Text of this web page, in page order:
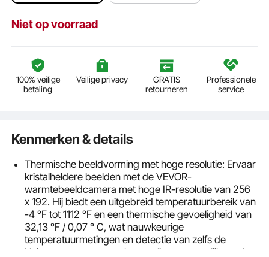
Niet op voorraad
100% veilige
betaling
Veilige privacy
GRATIS
retourneren
Professionele
service
Kenmerken & details
Thermische beeldvorming met hoge resolutie: Ervaar
kristalheldere beelden met de VEVOR-
warmtebeeldcamera met hoge IR-resolutie van 256
x 192. Hij biedt een uitgebreid temperatuurbereik van
-4 °F tot 1112 °F en een thermische gevoeligheid van
32,13 °F / 0,07 ° C, wat nauwkeurige
temperatuurmetingen en detectie van zelfs de
kleinste temperatuurschommelingen mogelijk maakt.